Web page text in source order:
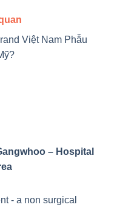
– Hospital